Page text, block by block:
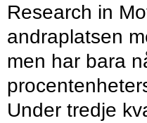
Research in
andraplatsen
men har bara
Under tredje